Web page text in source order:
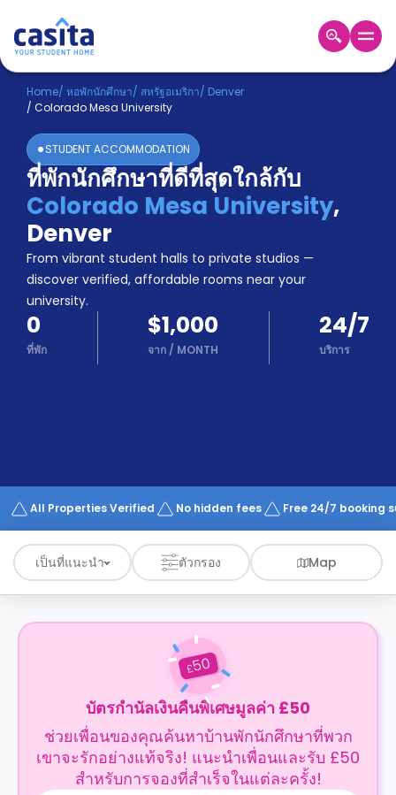
Home TH USD
เข้าสู่
ระบบ
Booking
Accommodation
About
us
Blog
Refer
And
Earn
Become
A
Partner
Help
Works
Home/ หอพักนักศึกษา/ สหรัฐอเมริกา/ Denver
/ Colorado Mesa University
STUDENT ACCOMMODATION
ที่พักนักศึกษาที่ดีที่สุดใกล้กับ
Colorado Mesa University,
Denver
From vibrant student halls to private studios —
discover verified, affordable rooms near your
university.
0
ที่พัก
$1,000
จาก / MONTH
24/7
บริการ
All Properties Verified No hidden fees Free 24/7 booking
เป็นที่แนะนำ ตัวกรอง Map
£50
บัตรกำนัลเงินคืนพิเศษมูลค่า £50
ช่วยเพื่อนของคุณค้นหาบ้านพักนักศึกษาที่พวก
เขาจะรักอย่างแท้จริง! แนะนำเพื่อนและรับ £50
สำหรับการจองที่สำเร็จในแต่ละครั้ง!